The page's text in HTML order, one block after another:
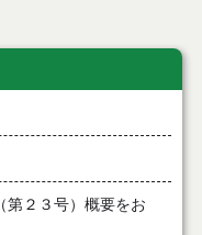
第２３号）概要をお